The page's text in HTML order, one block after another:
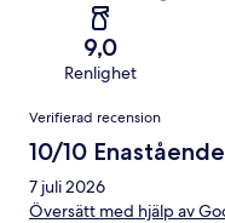
9,0
Renlighet
Recensioner
Verifierad recension
10/10 Enastående
7 juli 2026
Översätt med hjälp av